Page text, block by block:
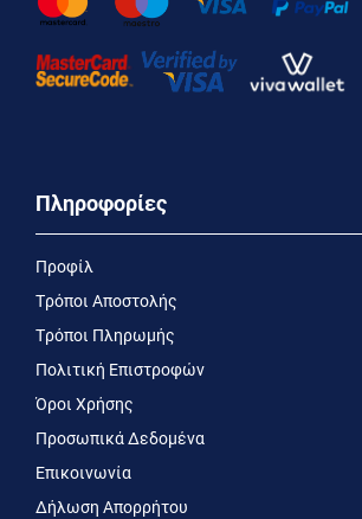
Πληροφορίες
Προφίλ
Τρόποι Αποστολής
Τρόποι Πληρωμής
Πολιτική Επιστροφών
Όροι Χρήσης
Προσωπικά Δεδομένα
Επικοινωνία
Δήλωση Απορρήτου